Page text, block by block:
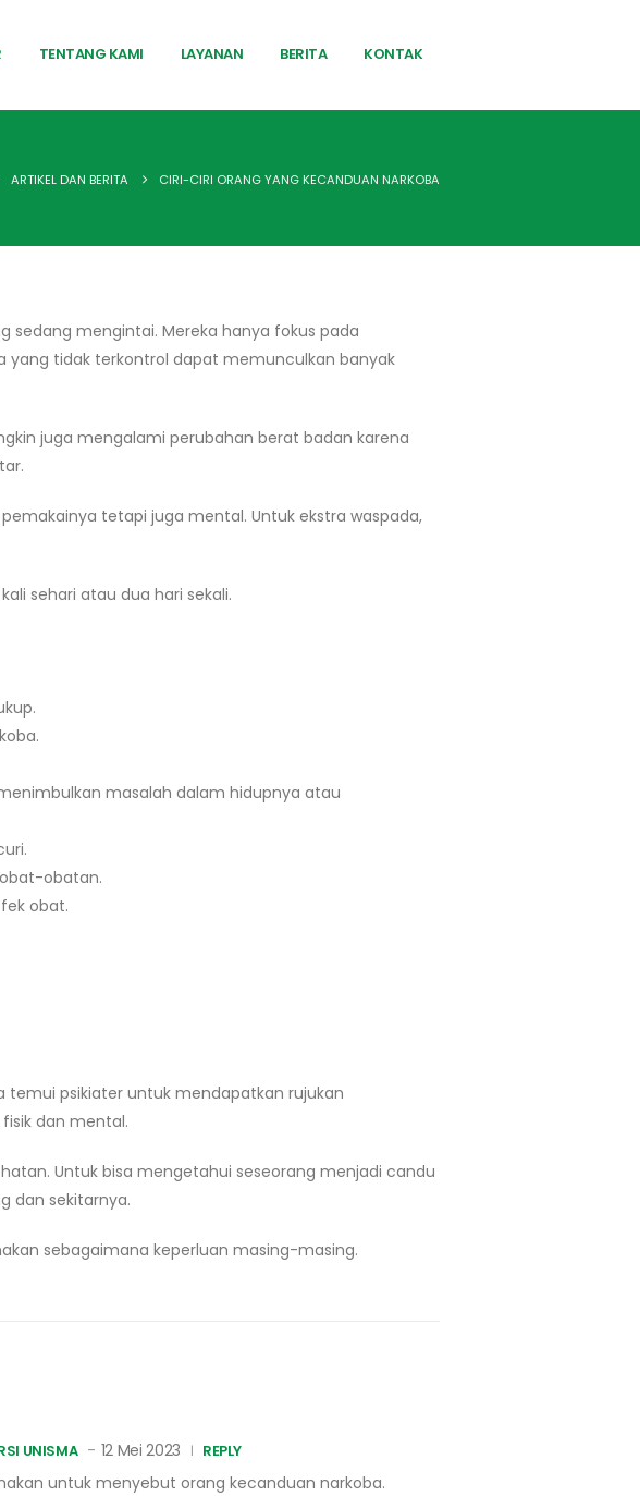
TENTANG KAMI LAYANAN BERITA KONTAK
ARTIKEL DAN BERITA CIRI-CIRI ORANG YANG KECANDUAN NARKOBA
sedang mengintai. Mereka hanya fokus pada
yang tidak terkontrol dapat memunculkan banyak
juga mengalami perubahan berat badan karena
tetapi juga mental. Untuk ekstra waspada,
sehari atau dua hari sekali.
masalah dalam hidupnya atau
obatan.
obat.
temui psikiater untuk mendapatkan rujukan
dan mental.
Untuk bisa mengetahui seseorang menjadi candu
dan sekitarnya.
sebagaimana keperluan masing-masing.
UNISMA 12 Mei 2023 REPLY
untuk menyebut orang kecanduan narkoba.